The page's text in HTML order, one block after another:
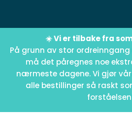
☀️ Vi er tilbake fra
På grunn av stor
må det påregnes noe
nærmeste dagene. Vi gjør
alle bestillinger så raskt